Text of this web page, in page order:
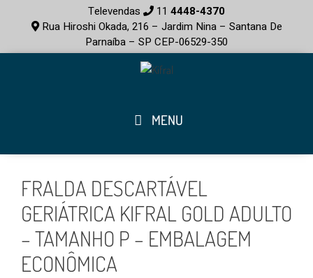
Televendas 11 4448-4370
Rua Hiroshi Okada, 216 – Jardim Nina – Santana De
Parnaíba – SP CEP-06529-350
MENU
FRALDA DESCARTÁVEL
GERIÁTRICA KIFRAL GOLD ADULTO
– TAMANHO P – EMBALAGEM
ECONÔMICA